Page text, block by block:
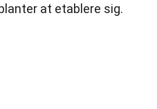
at etablere sig.